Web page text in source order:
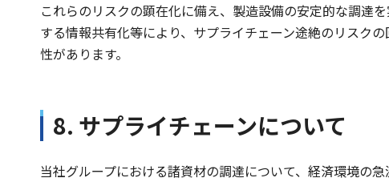
これらのリスクの顕在化に備え、製造設備の安定的な調達
する情報共有化等により、サプライチェーン途絶のリスク
性があります。
8. サプライチェーンについて
当社グループにおける諸資材の調達について、経済環境の